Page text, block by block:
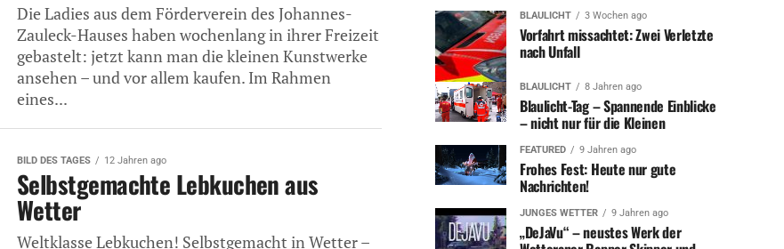
Die Ladies aus dem Förderverein des Johannes-
Zauleck-Hauses haben wochenlang in ihrer Freizeit
gebastelt: jetzt kann man die kleinen Kunstwerke
ansehen – und vor allem kaufen. Im Rahmen
eines...
BILD DES TAGES 12 Jahren ago
Selbstgemachte Lebkuchen aus
Wetter
Weltklasse Lebkuchen! Selbstgemacht in Wetter –
BLAULICHT 3 Wochen ago
Vorfahrt missachtet: Zwei Verletzte
nach Unfall
BLAULICHT 8 Jahren ago
Blaulicht-Tag – Spannende Einblicke
– nicht nur für die Kleinen
FEATURED 9 Jahren ago
Frohes Fest: Heute nur gute
Nachrichten!
JUNGES WETTER 9 Jahren ago
„DeJaVu“ – neustes Werk der